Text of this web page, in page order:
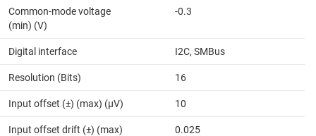
Common-mode voltage
(min) (V)
-0.3
Digital interface I2C, SMBus
Resolution (Bits) 16
Input offset (±) (max) (µV) 10
Input offset drift (±) (max)
0.025